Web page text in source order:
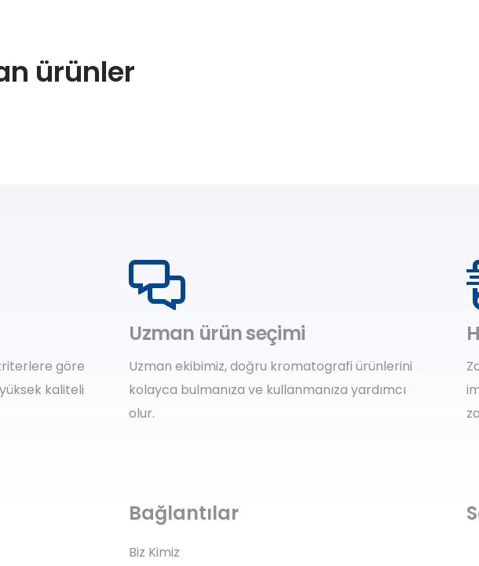
ürünler
göre
kaliteli
Uzman ürün seçimi
Uzman ekibimiz, doğru kromatografi ürünlerini
kolayca bulmanıza ve kullanmanıza yardımcı
olur.
Bağlantılar
Biz Kimiz